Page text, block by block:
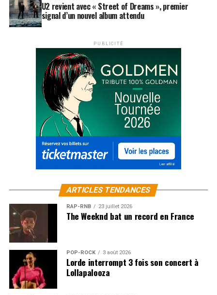
U2 revient avec « Street of Dreams », premier
signal d’un nouvel album attendu
PUBLICITÉ
ARTICLES TENDANCES
RAP-RNB 23 juillet 2026
The Weeknd bat un record en France
POP-ROCK 3 août 2026
Lorde interrompt 3 fois son concert à
Lollapalooza